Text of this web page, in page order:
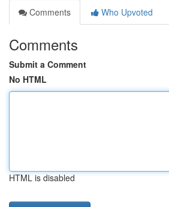
Comments
Who Upvoted
Comments
Submit a Comment
No HTML
HTML is disabled